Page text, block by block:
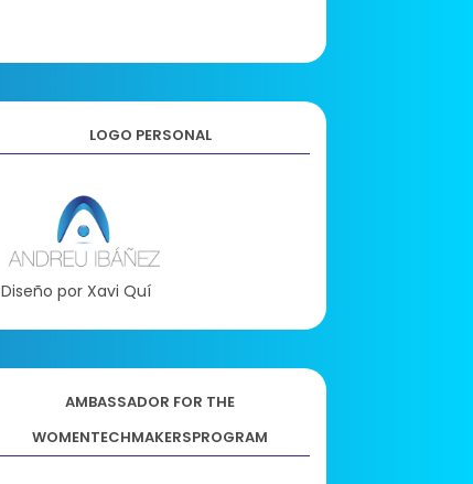
LOGO PERSONAL
Diseño por Xavi Quí
AMBASSADOR FOR THE
WOMENTECHMAKERSPROGRAM